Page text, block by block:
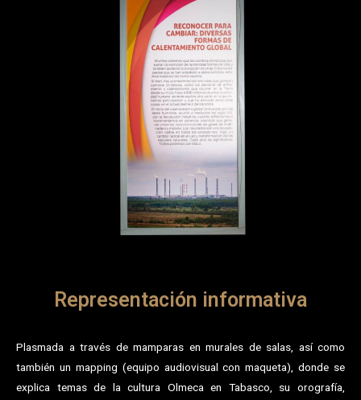
Representación informativa
Plasmada a través de mamparas en murales de salas, así como
también un mapping (equipo audiovisual con maqueta), donde se
explica temas de la cultura Olmeca en Tabasco, su orografía,